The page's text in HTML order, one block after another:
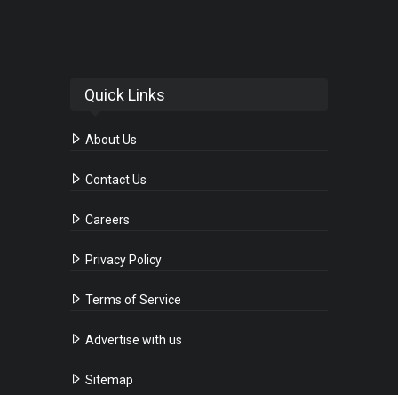
Quick Links
About Us
Contact Us
Careers
Privacy Policy
Terms of Service
Advertise with us
Sitemap